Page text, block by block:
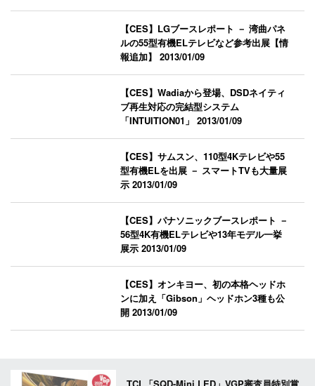
【CES】LGブースレポート － 湾曲パネ
ルの55型有機ELテレビなど参考出展【情
報追加】2013/01/09
【CES】Wadiaから登場、DSDネイティ
ブ再生対応の完結型システム
「INTUITION01」2013/01/09
【CES】サムスン、110型4Kテレビや55
型有機ELを出展 － スマートTVも大量展
示2013/01/09
【CES】パナソニックブースレポート －
56型4K有機ELテレビや13年モデル一挙
展示2013/01/09
【CES】オンキヨー、初の本格ヘッドホ
ンに加え「Gibson」ヘッドホン3種も公
開2013/01/09